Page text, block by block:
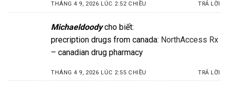
THÁNG 4 9, 2026 LÚC 2:52 CHIỀU TRẢ LỜI
Michaeldoody cho biết:
precription drugs from canada: NorthAccess Rx
– canadian drug pharmacy
THÁNG 4 9, 2026 LÚC 2:55 CHIỀU TRẢ LỜI